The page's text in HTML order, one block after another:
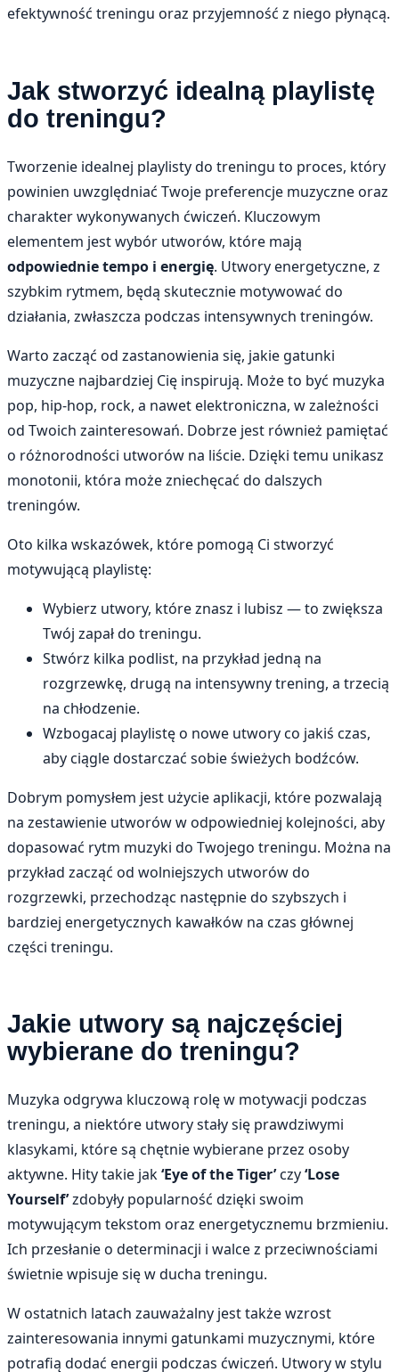
efektywność treningu oraz przyjemność z niego płynącą.
Jak stworzyć idealną playlistę
do treningu?
Tworzenie idealnej playlisty do treningu to proces, który
powinien uwzględniać Twoje preferencje muzyczne oraz
charakter wykonywanych ćwiczeń. Kluczowym
elementem jest wybór utworów, które mają
odpowiednie tempo i energię. Utwory energetyczne, z
szybkim rytmem, będą skutecznie motywować do
działania, zwłaszcza podczas intensywnych treningów.
Warto zacząć od zastanowienia się, jakie gatunki
muzyczne najbardziej Cię inspirują. Może to być muzyka
pop, hip-hop, rock, a nawet elektroniczna, w zależności
od Twoich zainteresowań. Dobrze jest również pamiętać
o różnorodności utworów na liście. Dzięki temu unikasz
monotonii, która może zniechęcać do dalszych
treningów.
Oto kilka wskazówek, które pomogą Ci stworzyć
motywującą playlistę:
Wybierz utwory, które znasz i lubisz — to zwiększa
Twój zapał do treningu.
Stwórz kilka podlist, na przykład jedną na
rozgrzewkę, drugą na intensywny trening, a trzecią
na chłodzenie.
Wzbogacaj playlistę o nowe utwory co jakiś czas,
aby ciągle dostarczać sobie świeżych bodźców.
Dobrym pomysłem jest użycie aplikacji, które pozwalają
na zestawienie utworów w odpowiedniej kolejności, aby
dopasować rytm muzyki do Twojego treningu. Można na
przykład zacząć od wolniejszych utworów do
rozgrzewki, przechodząc następnie do szybszych i
bardziej energetycznych kawałków na czas głównej
części treningu.
Jakie utwory są najczęściej
wybierane do treningu?
Muzyka odgrywa kluczową rolę w motywacji podczas
treningu, a niektóre utwory stały się prawdziwymi
klasykami, które są chętnie wybierane przez osoby
aktywne. Hity takie jak‘Eye of the Tiger’czy‘Lose
Yourself’zdobyły popularność dzięki swoim
motywującym tekstom oraz energetycznemu brzmieniu.
Ich przesłanie o determinacji i walce z przeciwnościami
świetnie wpisuje się w ducha treningu.
W ostatnich latach zauważalny jest także wzrost
zainteresowania innymi gatunkami muzycznymi, które
potrafią dodać energii podczas ćwiczeń. Utwory w stylu